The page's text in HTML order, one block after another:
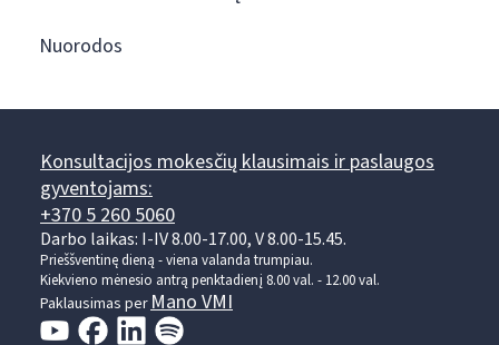
Nuorodos
Konsultacijos mokesčių klausimais ir paslaugos
gyventojams:
+370 5 260 5060
Darbo laikas: I-IV 8.00-17.00, V 8.00-15.45.
Prieššventinę dieną - viena valanda trumpiau.
Kiekvieno mėnesio antrą penktadienį 8.00 val. - 12.00 val.
Paklausimas per Mano VMI